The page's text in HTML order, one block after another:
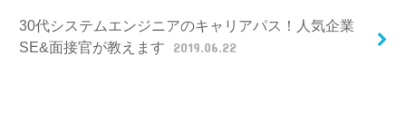
30代システムエンジニアのキャリアパス！人気企業
SE&面接官が教えます
2019.06.22